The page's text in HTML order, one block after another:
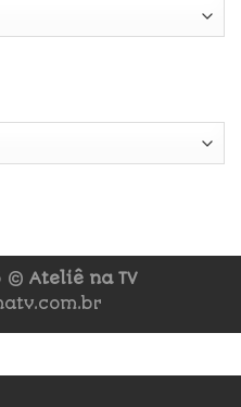
© Ateliê na TV